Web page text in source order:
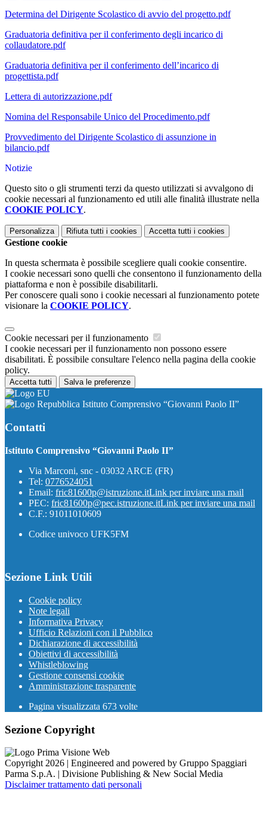
Determina del Dirigente Scolastico di avvio del progetto.pdf
Graduatoria definitiva per il conferimento degli incarico di
collaudatore.pdf
Graduatoria definitiva per il conferimento dell’incarico di
progettista.pdf
Lettera di autorizzazione.pdf
Nomina del Responsabile Unico del Procedimento.pdf
Provvedimento del Dirigente Scolastico di assunzione in
bilancio.pdf
Notizie
Questo sito o gli strumenti terzi da questo utilizzati si avvalgono di
cookie necessari al funzionamento ed utili alle finalità illustrate nella
COOKIE POLICY.
Personalizza Rifiuta tutti i cookies Accetta tutti i cookies
Gestione cookie
In questa schermata è possibile scegliere quali cookie consentire.
I cookie necessari sono quelli che consentono il funzionamento della
piattaforma e non è possibile disabilitarli.
Per conoscere quali sono i cookie necessari al funzionamento potete
visionare la COOKIE POLICY.
Cookie necessari per il funzionamento
I cookie necessari per il funzionamento non possono essere
disabilitati. È possibile consultare l'elenco nella pagina della cookie
policy.
Accetta tutti Salva le preferenze
Istituto Comprensivo “Giovanni Paolo II”
Contatti
Istituto Comprensivo “Giovanni Paolo II”
Via Marconi, snc - 03032 ARCE (FR)
Tel: 0776524051
Email: fric81600p@istruzione.itLink per inviare una mail
PEC: fric81600p@pec.istruzione.itLink per inviare una mail
C.F.: 91011010609
Codice univoco UFK5FM
Sezione Link Utili
Cookie policy
Note legali
Informativa Privacy
Ufficio Relazioni con il Pubblico
Dichiarazione di accessibilità
Obiettivi di accessibilità
Whistleblowing
Gestione consensi cookie
Amministrazione trasparente
Pagina visualizzata 673 volte
Sezione Copyright
Copyright 2026 | Engineered and powered by Gruppo Spaggiari
Parma S.p.A. | Divisione Publishing & New Social Media
Disclaimer trattamento dati personali